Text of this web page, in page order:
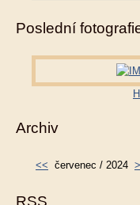
Poslední
Archiv
<< červenec / 2024
RSS